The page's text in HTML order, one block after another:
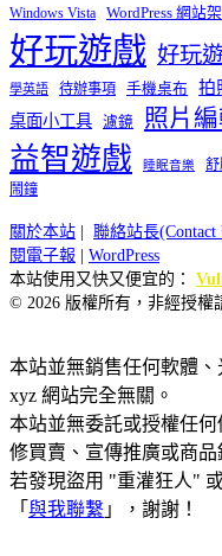
Windows Vista WordPress 網站
好玩遊戲 好玩
學英語 待辦事項 手機桌布 拍
桌面小工具 濾鏡 照片
益智遊戲 睡眠音樂
鬧鐘
關於本站 聯絡站長(Contact
閱電子報
WordPress
本站使用又快又便宜的：
© 2026 版權所有，非經授權
本站並無銷售任何軟體
xyz 網站完全無關。
本站並無委託或授權任
修買賣、宣傳推廣或商品
若發現盜用 "重灌狂人"
「 與我聯繫 」，謝謝！